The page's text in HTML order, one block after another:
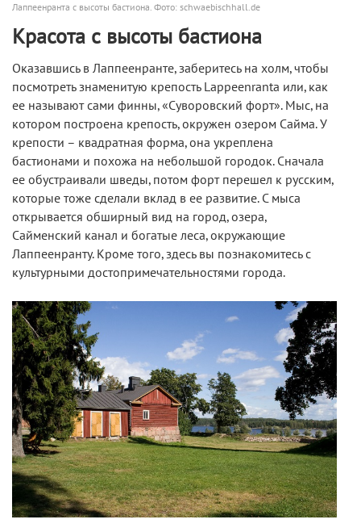
Лаппеенранта с высоты бастиона. Фото: schwaebischhall.de
Красота с высоты бастиона
Оказавшись в Лаппеенранте, заберитесь на холм, чтобы
посмотреть знаменитую крепость Lappeenranta или, как
ее называют сами финны, «Суворовский форт». Мыс, на
котором построена крепость, окружен озером Сайма. У
крепости – квадратная форма, она укреплена
бастионами и похожа на небольшой городок. Сначала
ее обустраивали шведы, потом форт перешел к русским,
которые тоже сделали вклад в ее развитие. С мыса
открывается обширный вид на город, озера,
Сайменский канал и богатые леса, окружающие
Лаппеенранту. Кроме того, здесь вы познакомитесь с
культурными достопримечательностями города.